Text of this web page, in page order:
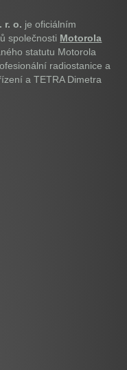
r. o. je oficiálním
společnosti Motorola
statutu Motorola
radiostanice a
a TETRA Dimetra